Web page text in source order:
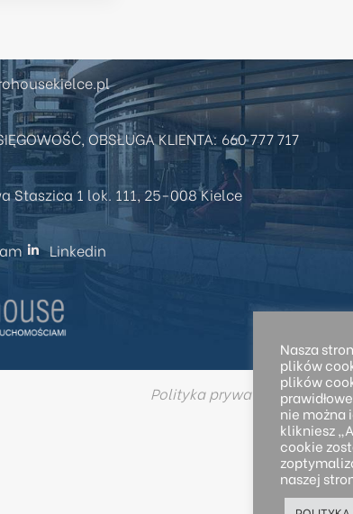
OBSŁUGA KLIENTA: 660 777 717
Staszica 1 lok. 111, 25-008 Kielce
Linkedin
Polityka prywatności
Nasza
plików
plików
nie można
klikniesz
cookie
naszej